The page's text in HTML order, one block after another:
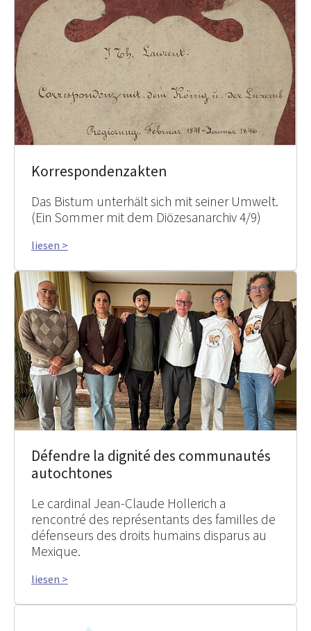
Korrespondenzakten
Das Bistum unterhält sich mit seiner Umwelt.
(Ein Sommer mit dem Diözesanarchiv 4/9)
liesen >
Défendre la dignité des communautés
autochtones
Le cardinal Jean-Claude Hollerich a
rencontré des représentants des familles de
défenseurs des droits humains disparus au
Mexique.
liesen >